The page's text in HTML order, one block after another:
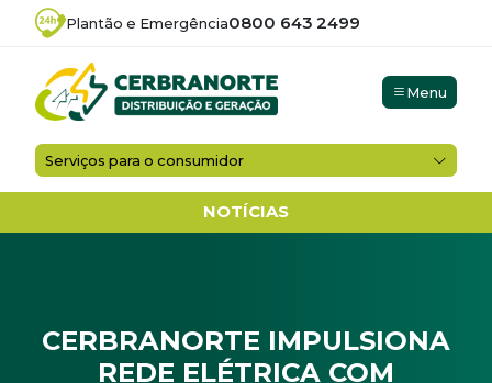
Plantão e Emergência0800 643 2499
Menu
Serviços para o consumidor
NOTÍCIAS
CERBRANORTE IMPULSIONA
REDE ELÉTRICA COM